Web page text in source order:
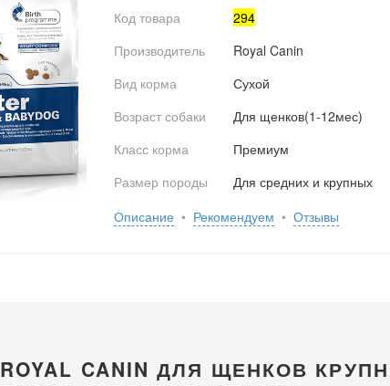
Код товара
294
Производитель
Royal Canin
Вид корма
Сухой
Возраст собаки
Для щенков(1-12мес)
Класс корма
Премиум
Размер породы
Для средних и крупных
Описание • Рекомендуем • Отзывы
ROYAL CANIN ДЛЯ ЩЕНКОВ